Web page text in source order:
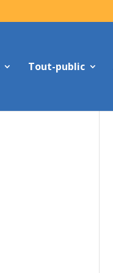
Tout-public